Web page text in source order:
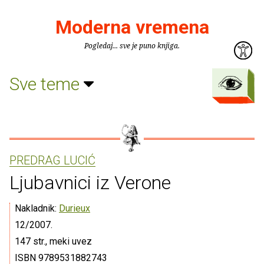
Moderna vremena
Pogledaj... sve je puno knjiga.
Sve teme
PREDRAG LUCIĆ
Ljubavnici iz Verone
Nakladnik: Durieux
12/2007.
147 str., meki uvez
ISBN 9789531882743